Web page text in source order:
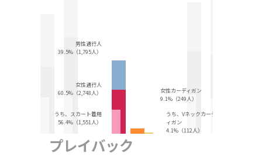
男性通行人
39.5%（1,795人）
女性通行人
60.5%（2,748人）
うち、スカート着用
56.4%（1,551人）
女性カーディガン
9.1%（249人）
うち、Vネックカーデ
ィガン
4.1%（112人）
プレイバック